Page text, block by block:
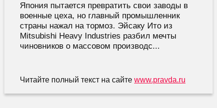
Япония пытается превратить свои заводы в
военные цеха, но главный промышленник
страны нажал на тормоз. Эйсаку Ито из
Mitsubishi Heavy Industries разбил мечты
чиновников о массовом производс...
Читайте полный текст на сайте www.pravda.ru